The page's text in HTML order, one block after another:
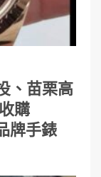
、苗栗高
購
牌手錶